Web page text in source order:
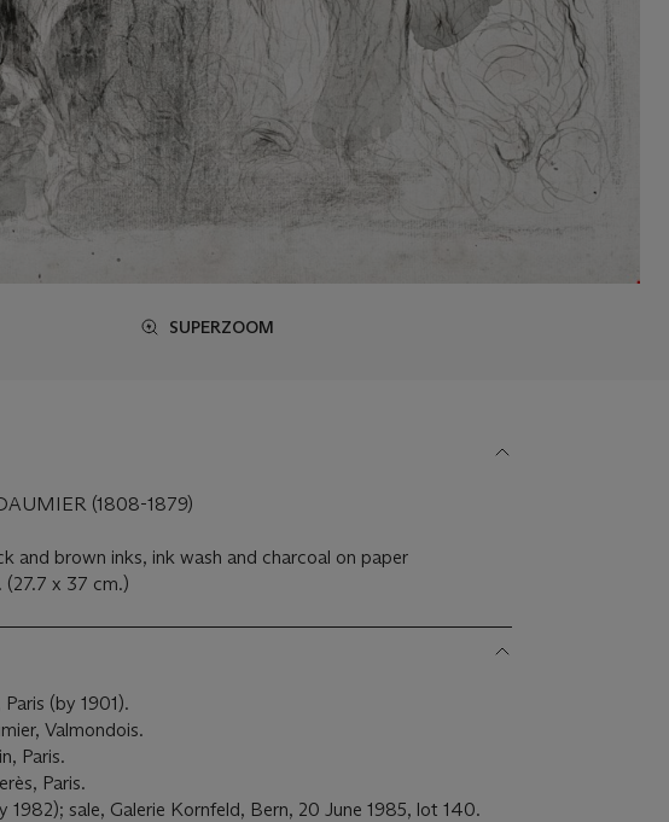
SUPERZOOM
(1808-1879)
and brown inks, ink wash and charcoal on paper
x 37 cm.)
(by 1901).
Valmondois.
Paris.
Paris.
1982); sale, Galerie Kornfeld, Bern, 20 June 1985, lot 140.